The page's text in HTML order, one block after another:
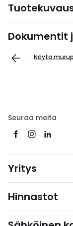
Dokumentit
Näytä
Seuraa meitä
Yritys
Hinnastot